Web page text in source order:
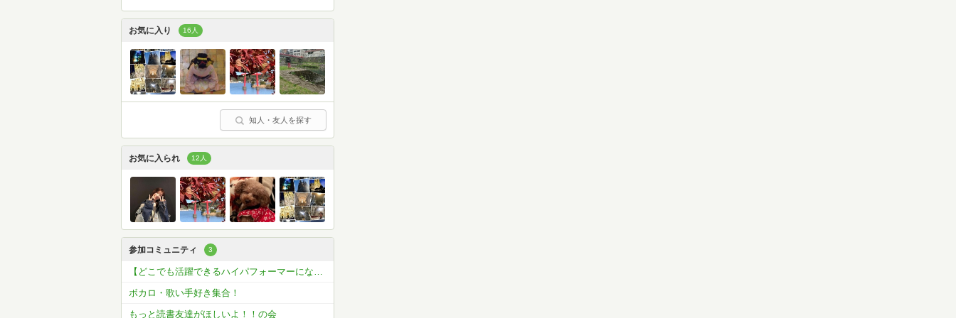
お気に入り 16人
知人・友人を探す
お気に入られ 12人
参加コミュニティ 3
【どこでも活躍できるハイパフォーマーになる！】読書で自己投資するコミュニティ
ボカロ・歌い手好き集合！
もっと読書友達がほしいよ！！の会